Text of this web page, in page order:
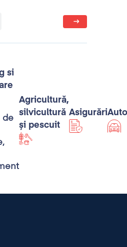
si
de
Agricultură,
silvicultură
și pescuit
Asigurări